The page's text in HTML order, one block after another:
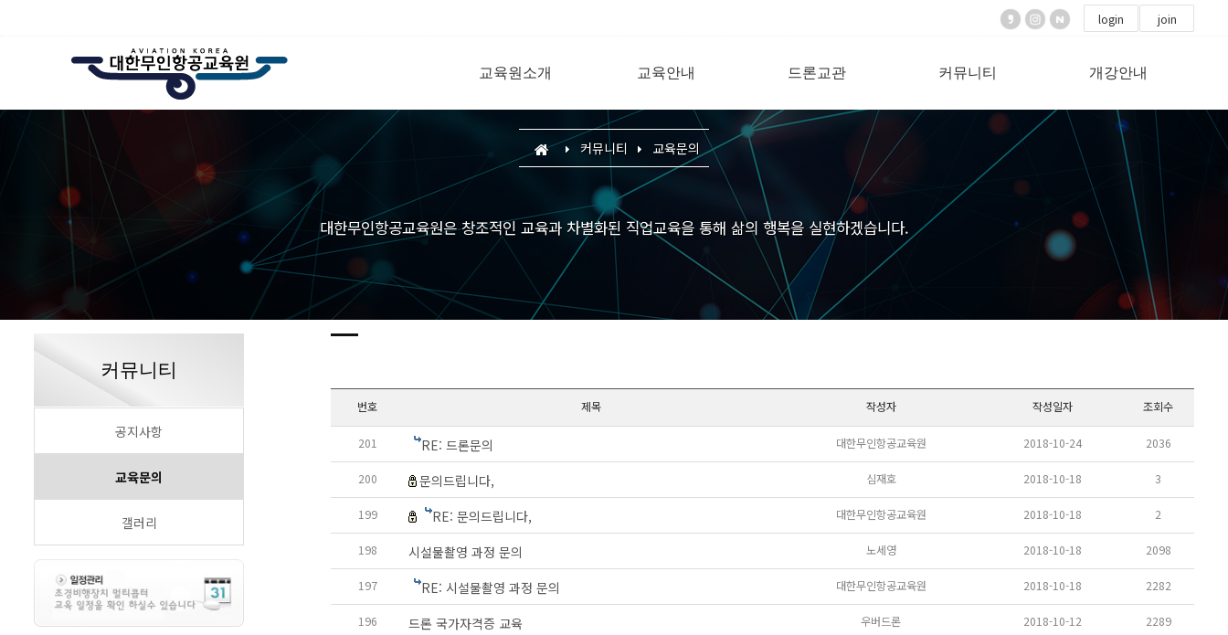
login join
교육원소개 교육안내 드론교관 커뮤니티 개강안내
커뮤니티 교육문의
대한무인항공교육원은 창조적인 교육과 차별화된 직업교육을 통해 삶의 행복을 실현하겠습니다.
커뮤니티
공지사항
교육문의
갤러리
번호 제목 작성자 작성일자 조회수
201 RE: 드론문의 대한무인항공교육원 2018-10-24 2036
200 문의드립니다, 심재호 2018-10-18 3
199 RE: 문의드립니다, 대한무인항공교육원 2018-10-18 2
198 시설물촬영 과정 문의 노세영 2018-10-18 2098
197 RE: 시설물촬영 과정 문의 대한무인항공교육원 2018-10-18 2282
196 드론 국가자격증 교육 우버드론 2018-10-12 2289